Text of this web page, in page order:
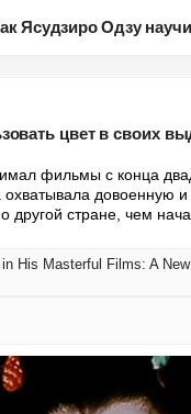
цвет в своих
фильмы с конца
довоенную
другой стране, чем
His Masterful Films: A